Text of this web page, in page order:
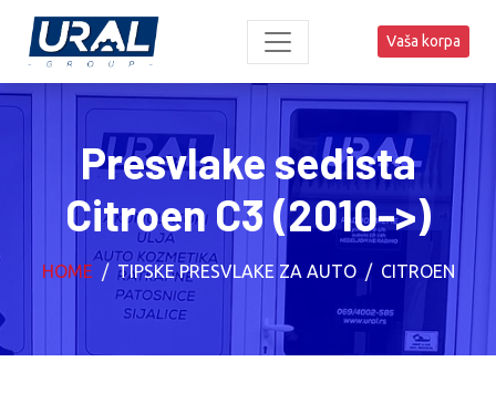
Vaša korpa
Presvlake sedista
Citroen C3 (2010->)
HOME TIPSKE PRESVLAKE ZA AUTO CITROEN